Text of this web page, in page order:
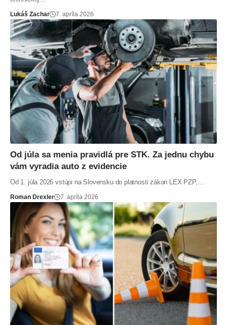
Lukáš Zachar 7. apríla 2026
Od júla sa menia pravidlá pre STK. Za jednu chybu
vám vyradia auto z evidencie
Od 1. júla 2026 vstúpi na Slovensku do platnosti zákon LEX PZP,…
Roman Drexler 7. apríla 2026